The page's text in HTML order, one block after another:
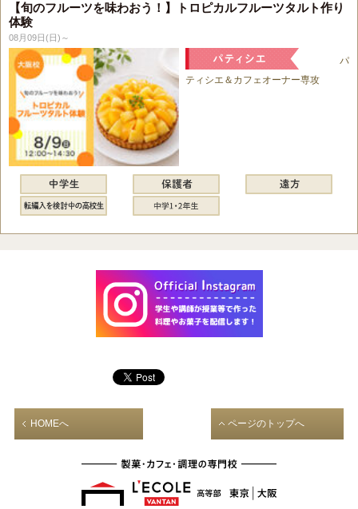
【旬のフルーツを味わおう！】トロピカルフルーツタルト作り
体験
08月09日(日)～
パ
ティシエ＆カフェオーナー専攻
HOMEへ ページのトップへ